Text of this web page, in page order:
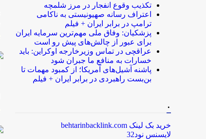
تکذیب وقوع انفجار در مرز شلمچه
اعتراف رسانه صهیونیستی به ناکامی
ترامپ در برابر ایران + فیلم
پزشکیان: وفاق ملی مهم‌ترین سرمایه ایران
برای عبور از چالش‌های پیش رو است
عراقچی در تماس وزیرخارجه اوکراین: باید
خسارات به منافع ما جبران شود
پاشنه آشیل‌های آمریکا؛ از کمبود مهمات تا
بن‌بست راهبردی در برابر ایران + فیلم
.
خرید بک لینک behtarinbacklink.com
لایسنس نود32